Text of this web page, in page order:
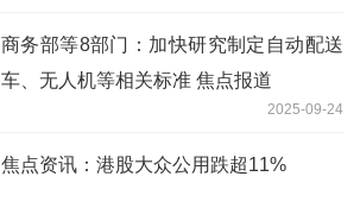
商务部等8部门：加快研究制定自动配送
车、无人机等相关标准 焦点报道
2025-09-24
焦点资讯：港股大众公用跌超11%